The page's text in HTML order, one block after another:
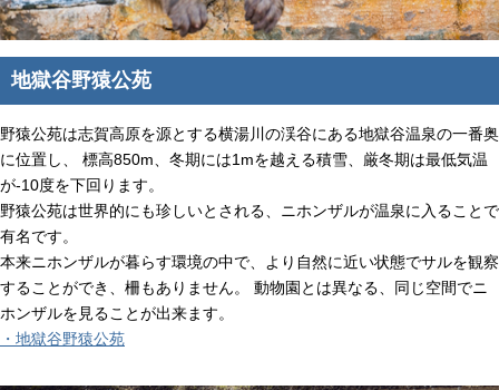
地獄谷野猿公苑
野猿公苑は志賀高原を源とする横湯川の渓谷にある地獄谷温泉の一番奥
に位置し、 標高850m、冬期には1mを越える積雪、厳冬期は最低気温
が-10度を下回ります。
野猿公苑は世界的にも珍しいとされる、ニホンザルが温泉に入ることで
有名です。
本来ニホンザルが暮らす環境の中で、より自然に近い状態でサルを観察
することができ、柵もありません。 動物園とは異なる、同じ空間でニ
ホンザルを見ることが出来ます。
・地獄谷野猿公苑